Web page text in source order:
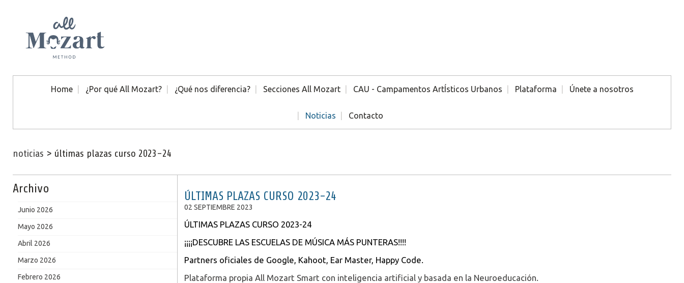
Home ¿Por qué All Mozart? ¿Qué nos diferencia? Secciones All Mozart CAU - Campamentos ArtÍsticos Urbanos Plataforma Únete a nosotros
Noticias Contacto
noticias > últimas plazas curso 2023-24
Archivo
Junio 2026
Mayo 2026
Abril 2026
Marzo 2026
Febrero 2026
ÚLTIMAS PLAZAS CURSO 2023-24
02 SEPTIEMBRE 2023
ÚLTIMAS PLAZAS CURSO 2023-24
¡¡¡¡DESCUBRE LAS ESCUELAS DE MÚSICA MÁS PUNTERAS!!!!
Partners oficiales de Google, Kahoot, Ear Master, Happy Code.
Plataforma propia All Mozart Smart con inteligencia artificial y basada en la Neuroeducación.